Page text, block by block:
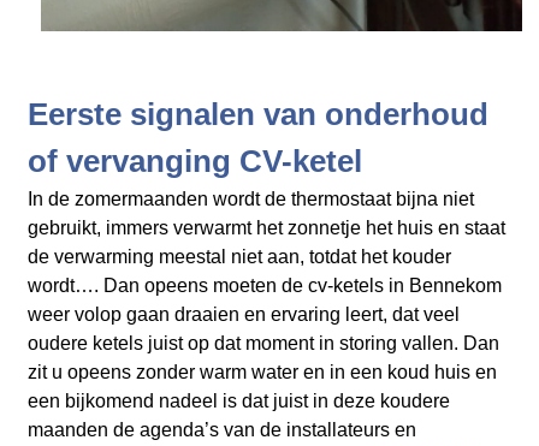
Eerste signalen van onderhoud
of vervanging CV-ketel
In de zomermaanden wordt de thermostaat bijna niet
gebruikt, immers verwarmt het zonnetje het huis en staat
de verwarming meestal niet aan, totdat het kouder
wordt…. Dan opeens moeten de cv-ketels in Bennekom
weer volop gaan draaien en ervaring leert, dat veel
oudere ketels juist op dat moment in storing vallen. Dan
zit u opeens zonder warm water en in een koud huis en
een bijkomend nadeel is dat juist in deze koudere
maanden de agenda’s van de installateurs en